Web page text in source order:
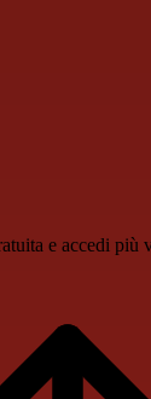
e accedi più